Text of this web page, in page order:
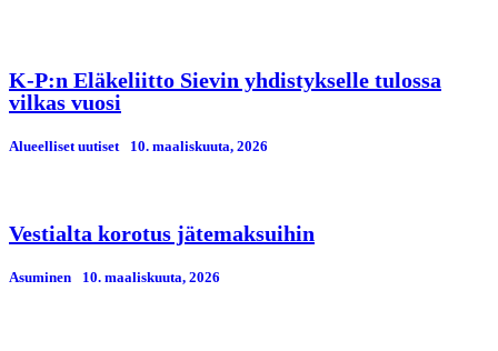
K-P:n Eläkeliitto Sievin yhdistykselle tulossa
vilkas vuosi
Alueelliset uutiset 10. maaliskuuta, 2026
Vestialta korotus jätemaksuihin
Asuminen 10. maaliskuuta, 2026